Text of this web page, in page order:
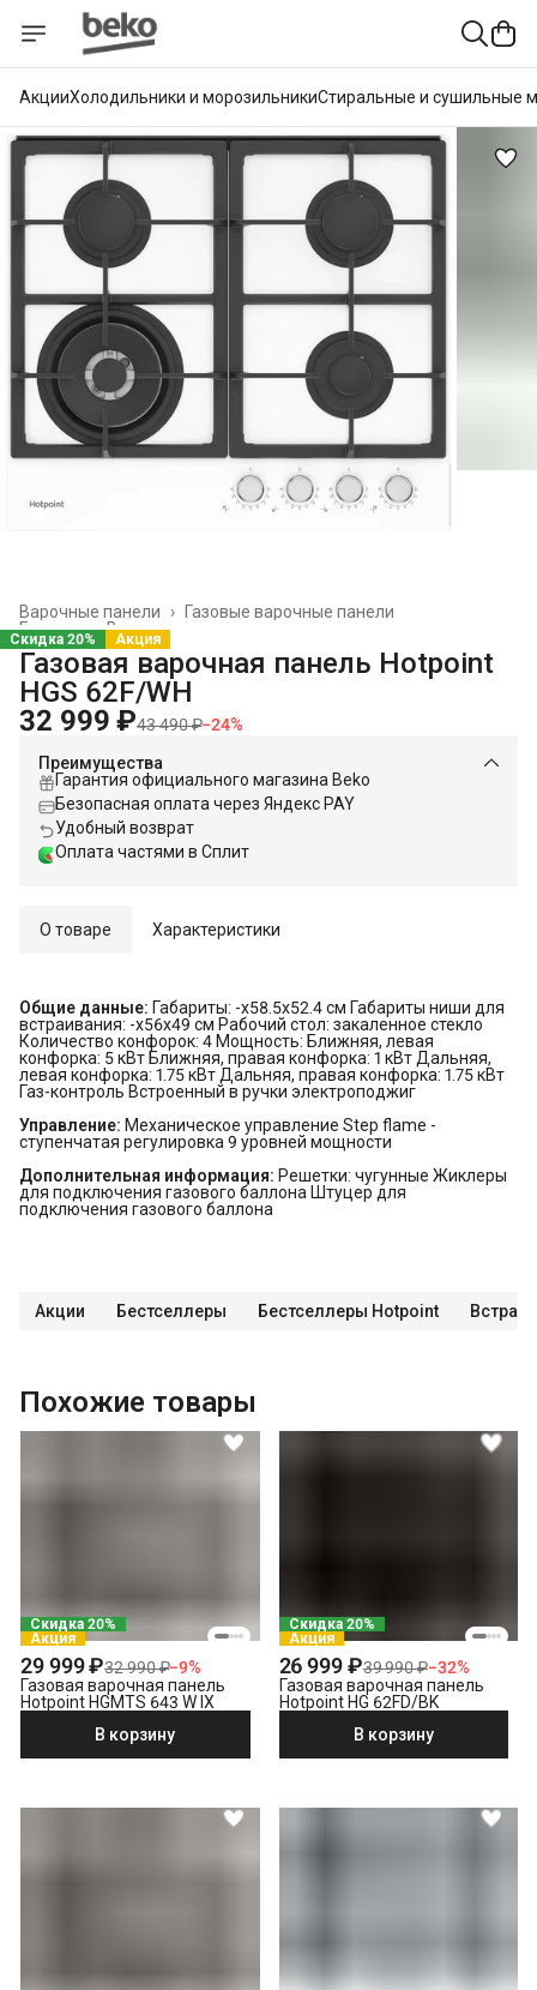
АкцииХолодильники и морозильникиСтиральные и сушильные
Газовые варочные панели
Варочные панели
›
Встраиваемая техника
Главная ›
Скидка 20% Акция
Газовая варочная панель Hotpoint
HGS 62F/WH
32 999 ₽43 490 ₽−24%
Преимущества
Гарантия официального магазина Beko
Безопасная оплата через Яндекс PAY
Удобный возврат
Оплата частями в Сплит
О товаре Характеристики
Общие данные: Габариты: -x58.5x52.4 см Габариты ниши для
встраивания: -x56x49 см Рабочий стол: закаленное стекло
Количество конфорок: 4 Мощность: Ближняя, левая
конфорка: 5 кВт Ближняя, правая конфорка: 1 кВт Дальняя,
левая конфорка: 1.75 кВт Дальняя, правая конфорка: 1.75 кВт
Газ-контроль Встроенный в ручки электроподжиг
Управление: Механическое управление Step flame -
ступенчатая регулировка 9 уровней мощности
Дополнительная информация: Решетки: чугунные Жиклеры
для подключения газового баллона Штуцер для
подключения газового баллона
Акции Бестселлеры Бестселлеры Hotpoint
Похожие товары
Скидка 20%
Акция
29 999 ₽32 990 ₽−9%
Газовая варочная панель
Hotpoint HGMTS 643 W IX
В корзину
Скидка 20%
Акция
26 999 ₽39 990 ₽−32%
Газовая варочная панель
Hotpoint HG 62FD/BK
В корзину